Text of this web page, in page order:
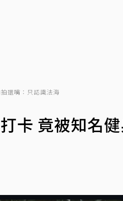
還嘴：只認識法海
卡 竟被知名